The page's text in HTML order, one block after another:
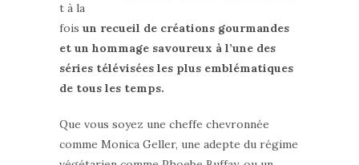
t à la
fois un recueil de créations gourmandes
et un hommage savoureux à l’une des
séries télévisées les plus emblématiques
de tous les temps.
Que vous soyez une cheffe chevronnée
comme Monica Geller, une adepte du régime